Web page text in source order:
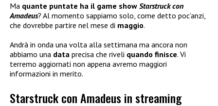
Ma quante puntate ha il game show Starstruck con
Amadeus? Al momento sappiamo solo, come detto poc’anzi,
che dovrebbe partire nel mese di maggio.
Andrà in onda una volta alla settimana ma ancora non
abbiamo una data precisa che riveli quando finisce. Vi
terremo aggiornati non appena avremo maggiori
informazioni in merito.
Starstruck con Amadeus in streaming